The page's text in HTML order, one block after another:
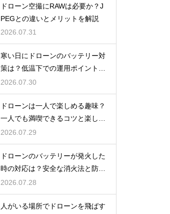
ドローン空撮にRAWは必要か？J
PEGとの違いとメリットを解説
2026.07.31
寒い日にドローンのバッテリー対
策は？低温下での運用ポイントと
注意点
2026.07.30
ドローンは一人で楽しめる趣味？
一人でも満喫できるコツと楽しみ
方
2026.07.29
ドローンのバッテリーが発火した
時の対応は？安全な消火法と防止
策を解説
2026.07.28
人がいる場所でドローンを飛ばす